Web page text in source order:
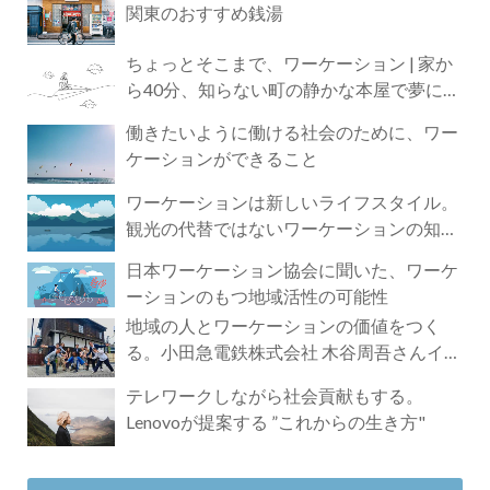
関東のおすすめ銭湯
ちょっとそこまで、ワーケーション | 家か
ら40分、知らない町の静かな本屋で夢に近
働きたいように働ける社会のために、ワー
ケーションができること
ワーケーションは新しいライフスタイル。
観光の代替ではないワーケーションの知ら
日本ワーケーション協会に聞いた、ワーケ
ーションのもつ地域活性の可能性
地域の人とワーケーションの価値をつく
る。小田急電鉄株式会社 木谷周吾さんイン
テレワークしながら社会貢献もする。
Lenovoが提案する ”これからの生き方"